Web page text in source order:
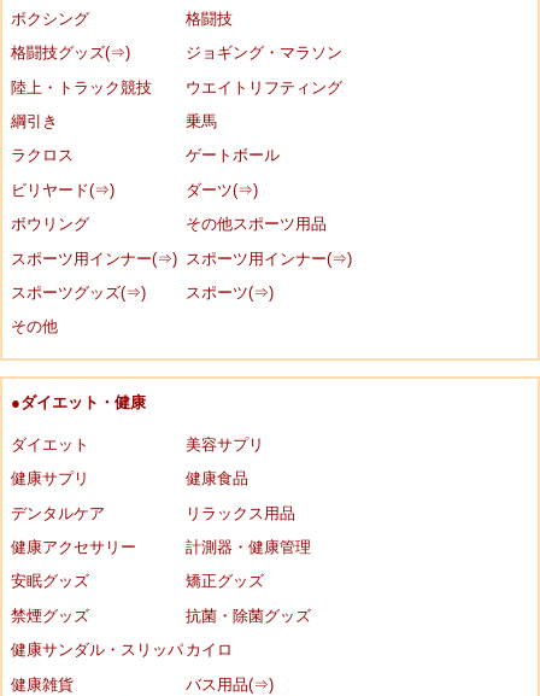
ボクシング
格闘技
格闘技グッズ(⇒)
ジョギング・マラソン
陸上・トラック競技
ウエイトリフティング
綱引き
乗馬
ラクロス
ゲートボール
ビリヤード(⇒)
ダーツ(⇒)
ボウリング
その他スポーツ用品
スポーツ用インナー(⇒)
スポーツ用インナー(⇒)
スポーツグッズ(⇒)
スポーツ(⇒)
その他
●ダイエット・健康
ダイエット
美容サプリ
健康サプリ
健康食品
デンタルケア
リラックス用品
健康アクセサリー
計測器・健康管理
安眠グッズ
矯正グッズ
禁煙グッズ
抗菌・除菌グッズ
健康サンダル・スリッパ カイロ
健康雑貨
バス用品(⇒)